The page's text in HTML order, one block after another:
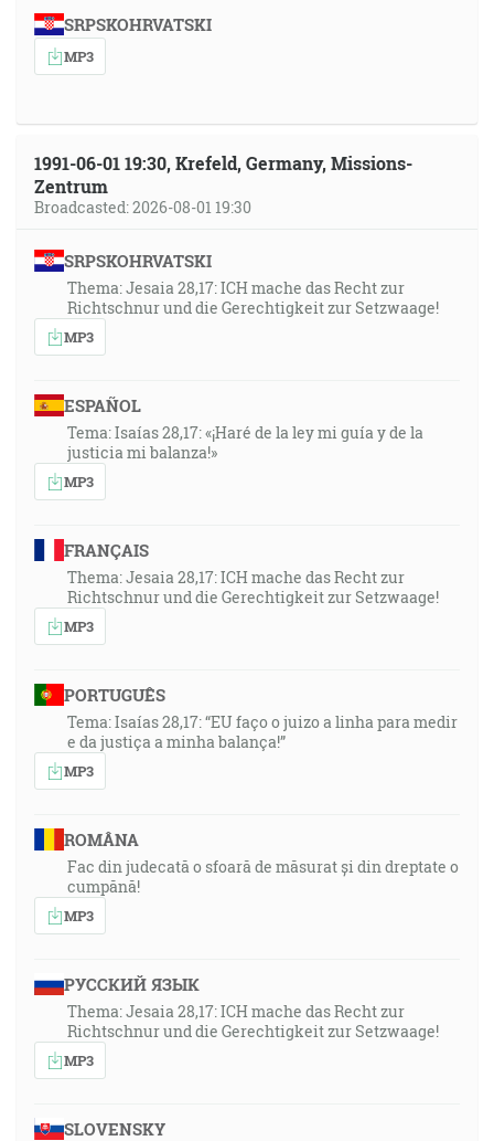
SRPSKOHRVATSKI
MP3
1991-06-01 19:30, Krefeld, Germany, Missions-
Zentrum
Broadcasted: 2026-08-01 19:30
SRPSKOHRVATSKI
Thema: Jesaia 28,17: ICH mache das Recht zur
Richtschnur und die Gerechtigkeit zur Setzwaage!
MP3
ESPAÑOL
Tema: Isaías 28,17: «¡Haré de la ley mi guía y de la
justicia mi balanza!»
MP3
FRANÇAIS
Thema: Jesaia 28,17: ICH mache das Recht zur
Richtschnur und die Gerechtigkeit zur Setzwaage!
MP3
PORTUGUÊS
Tema: Isaías 28,17: “EU faço o juizo a linha para medir
e da justiça a minha balança!”
MP3
ROMÂNA
Fac din judecată o sfoară de măsurat și din dreptate o
cumpănă!
MP3
РУССКИЙ ЯЗЫК
Thema: Jesaia 28,17: ICH mache das Recht zur
Richtschnur und die Gerechtigkeit zur Setzwaage!
MP3
SLOVENSKY